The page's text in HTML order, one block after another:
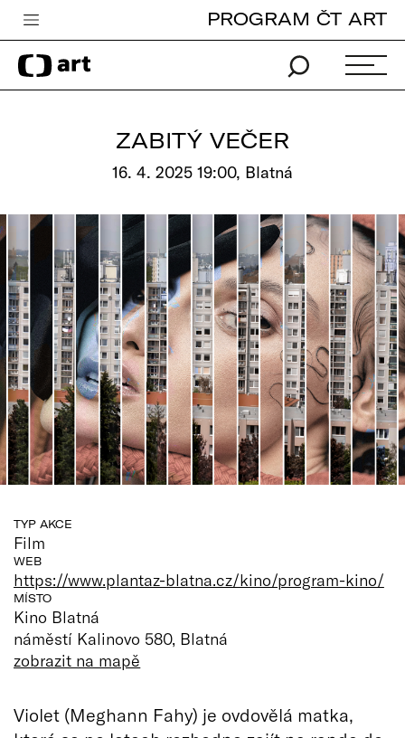
Česká televize
Zpravodajství
Pro děti
edu
Vše o ČT
PROGRAM ČT ART
ZABITÝ VEČER
16. 4. 2025 19:00, Blatná
TYP AKCE
Film
WEB
https://www.plantaz-blatna.cz/kino/program-kino/
MÍSTO
Kino Blatná
náměstí Kalinovo 580, Blatná
zobrazit na mapě
Violet (Meghann Fahy) je ovdovělá matka,